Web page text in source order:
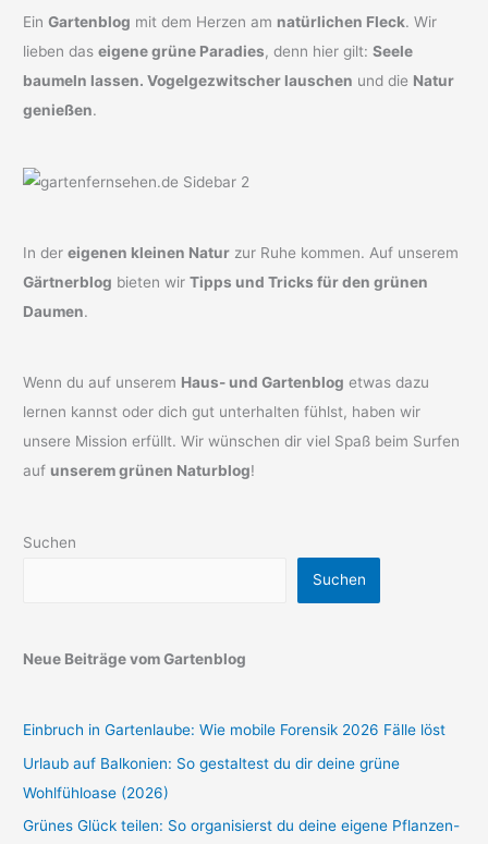
EinGartenblog mit dem Herzen am natürlichen Fleck. Wir
lieben daseigene grüne Paradies, denn hier gilt:Seele
baumeln lassen. Vogelgezwitscher lauschen und die Natur
genießen.
In dereigenen kleinen Natur zur Ruhe kommen. Auf unserem
Gärtnerblog bieten wirTipps und Tricks für den grünen
Daumen.
Wenn du auf unserem Haus- und Gartenblog etwas dazu
lernen kannst oder dich gut unterhalten fühlst, haben wir
unsere Mission erfüllt. Wir wünschen dir viel Spaß beim Surfen
auf unserem grünen Naturblog!
Suchen
Suchen
Neue Beiträge vom Gartenblog
Einbruch in Gartenlaube: Wie mobile Forensik 2026 Fälle löst
Urlaub auf Balkonien: So gestaltest du dir deine grüne
Wohlfühloase (2026)
Grünes Glück teilen: So organisierst du deine eigene Pflanzen-